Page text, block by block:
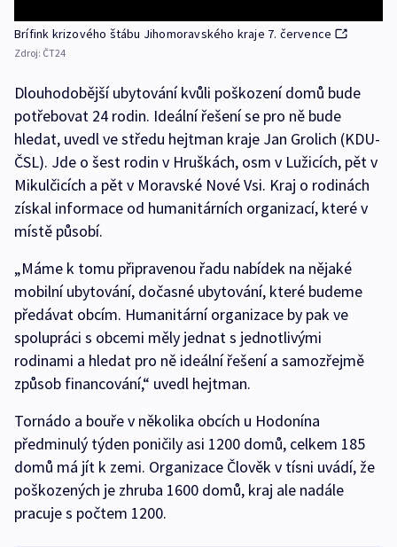
Brífink krizového štábu Jihomoravského kraje 7. července
Zdroj: ČT24
Dlouhodobější ubytování kvůli poškození domů bude
potřebovat 24 rodin. Ideální řešení se pro ně bude
hledat, uvedl ve středu hejtman kraje Jan Grolich (KDU-
ČSL). Jde o šest rodin v Hruškách, osm v Lužicích, pět v
Mikulčicích a pět v Moravské Nové Vsi. Kraj o rodinách
získal informace od humanitárních organizací, které v
místě působí.
„Máme k tomu připravenou řadu nabídek na nějaké
mobilní ubytování, dočasné ubytování, které budeme
předávat obcím. Humanitární organizace by pak ve
spolupráci s obcemi měly jednat s jednotlivými
rodinami a hledat pro ně ideální řešení a samozřejmě
způsob financování,“ uvedl hejtman.
Tornádo a bouře v několika obcích u Hodonína
předminulý týden poničily asi 1200 domů, celkem 185
domů má jít k zemi. Organizace Člověk v tísni uvádí, že
poškozených je zhruba 1600 domů, kraj ale nadále
pracuje s počtem 1200.